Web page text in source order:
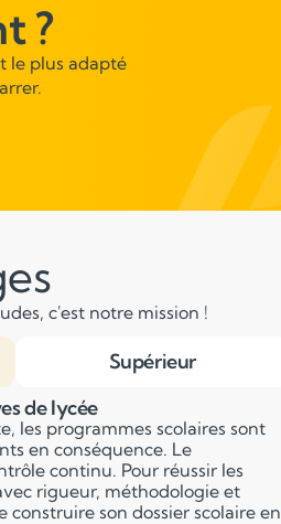
?
le plus adapté
c'est notre mission !
Supérieur
de lycée
les programmes scolaires sont
en conséquence. Le
continu. Pour réussir les
rigueur, méthodologie et
son dossier scolaire en